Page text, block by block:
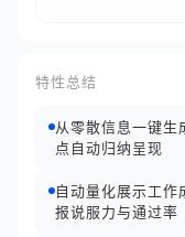
特性总结
从零散信息一键
点自动归纳呈现
自动量化展示工
报说服力与通过率